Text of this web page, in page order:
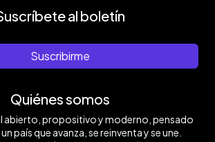
al boletín
Suscribirme
Quiénes somos
abierto, propositivo y moderno, pensado
país que avanza, se reinventa y se une.